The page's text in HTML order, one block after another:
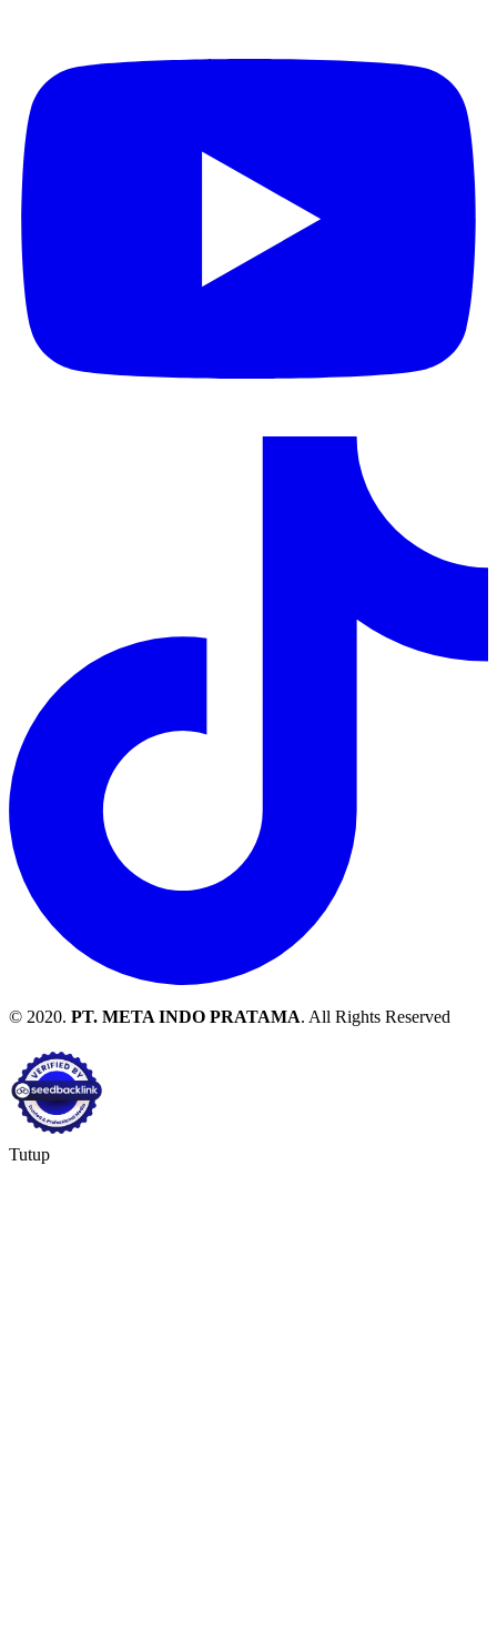
© 2020. PT. META INDO PRATAMA. All Rights Reserved
Tutup